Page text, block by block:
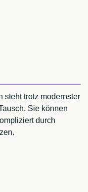
steht trotz modernster
Sie können
durch